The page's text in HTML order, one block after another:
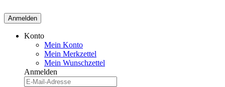
Anmelden
Konto
Mein Konto
Mein Merkzettel
Mein Wunschzettel
Anmelden